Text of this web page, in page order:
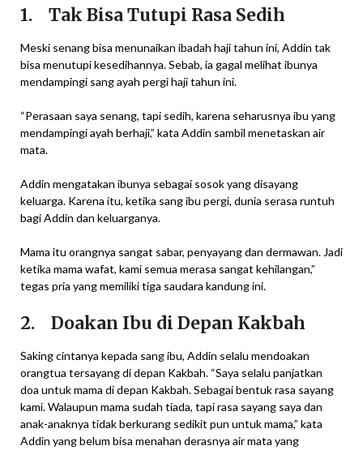
1. Tak Bisa Tutupi Rasa Sedih
Meski senang bisa menunaikan ibadah haji tahun ini, Addin tak
bisa menutupi kesedihannya. Sebab, ia gagal melihat ibunya
mendampingi sang ayah pergi haji tahun ini.
“Perasaan saya senang, tapi sedih, karena seharusnya ibu yang
mendampingi ayah berhaji,” kata Addin sambil menetaskan air
mata.
Addin mengatakan ibunya sebagai sosok yang disayang
keluarga. Karena itu, ketika sang ibu pergi, dunia serasa runtuh
bagi Addin dan keluarganya.
Mama itu orangnya sangat sabar, penyayang dan dermawan. Jadi
ketika mama wafat, kami semua merasa sangat kehilangan,”
tegas pria yang memiliki tiga saudara kandung ini.
2. Doakan Ibu di Depan Kakbah
Saking cintanya kepada sang ibu, Addin selalu mendoakan
orangtua tersayang di depan Kakbah. “Saya selalu panjatkan
doa untuk mama di depan Kakbah. Sebagai bentuk rasa sayang
kami. Walaupun mama sudah tiada, tapi rasa sayang saya dan
anak-anaknya tidak berkurang sedikit pun untuk mama,” kata
Addin yang belum bisa menahan derasnya air mata yang